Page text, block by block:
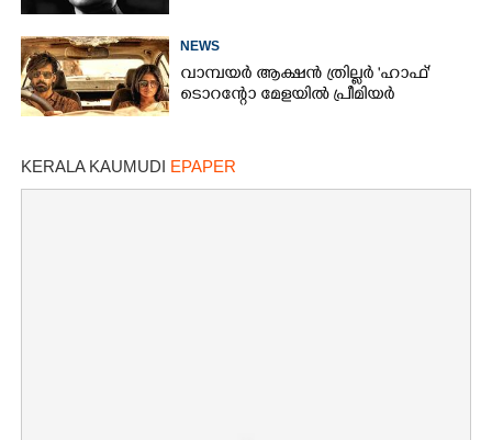
NEWS
വാമ്പയർ ആക്ഷൻ ത്രില്ലർ 'ഹാഫ്'
ടൊറന്റോ മേളയിൽ പ്രീമിയർ
KERALA KAUMUDI EPAPER